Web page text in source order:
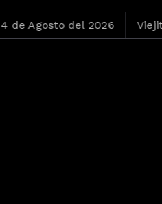
del 2026 Viejitas pero